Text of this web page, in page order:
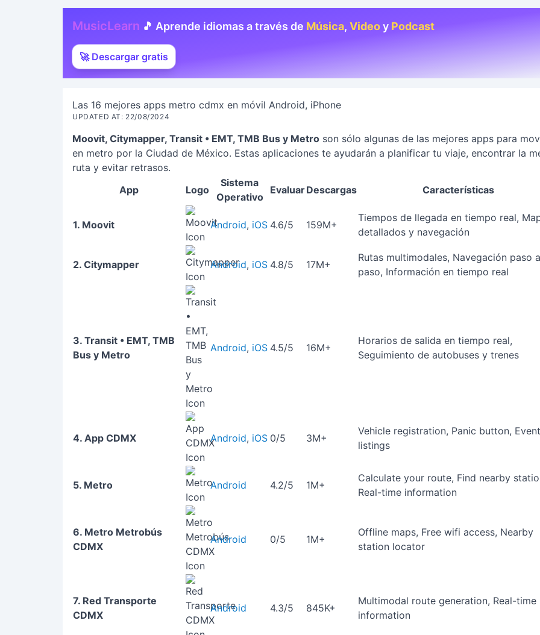
MusicLearn 🎵 Aprende idiomas a través de Música, Videoy Podcast
🚀 Descargar gratis
Las 16 mejores apps metro cdmx en móvil Android, iPhone
UPDATED AT: 22/08/2024
Moovit, Citymapper, Transit • EMT, TMB Bus y Metro son sólo algunas de las mejores apps para
en metro por la Ciudad de México. Estas aplicaciones te ayudarán a planificar tu viaje, encontrar la
ruta y evitar retrasos.
App
Logo
Sistema
Operativo
EvaluarDescargas Características
1. Moovit Android, iOS 4.6/5 159M+
Tiempos de llegada en tiempo real,
detallados y navegación
2. Citymapper Android, iOS 4.8/5 17M+
Rutas multimodales, Navegación paso a
paso, Información en tiempo real
3. Transit • EMT, TMB
Bus y Metro
Android, iOS 4.5/5 16M+
Horarios de salida en tiempo real,
Seguimiento de autobuses y trenes
4. App CDMX Android, iOS 0/5 3M+
Vehicle registration, Panic button, Event
listings
5. Metro Android 4.2/5 1M+
Calculate your route, Find nearby
Real-time information
6. Metro Metrobús
CDMX
Android 0/5 1M+
Offline maps, Free wifi access, Nearby
station locator
7. Red Transporte
CDMX
Android 4.3/5 845K+
Multimodal route generation, Real-time
information